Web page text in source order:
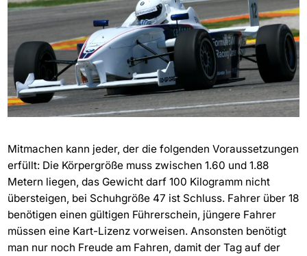
Mitmachen kann jeder, der die folgenden Voraussetzungen
erfüllt: Die Körpergröße muss zwischen 1.60 und 1.88
Metern liegen, das Gewicht darf 100 Kilogramm nicht
übersteigen, bei Schuhgröße 47 ist Schluss. Fahrer über 18
benötigen einen gültigen Führerschein, jüngere Fahrer
müssen eine Kart-Lizenz vorweisen. Ansonsten benötigt
man nur noch Freude am Fahren, damit der Tag auf der